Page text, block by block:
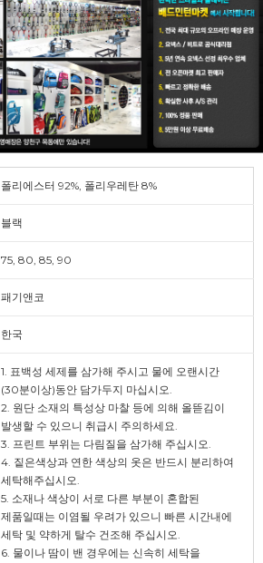
폴리에스터 92%, 폴리우레탄 8%
블랙
75, 80, 85, 90
패기앤코
한국
1. 표백성 세제를 삼가해 주시고 물에 오랜시간
(30분이상)동안 담가두지 마십시오.
2. 원단 소재의 특성상 마찰 등에 의해 올뜯김이
발생할 수 있으니 취급시 주의하세요.
3. 프린트 부위는 다림질을 삼가해 주십시오.
4. 짙은색상과 연한 색상의 옷은 반드시 분리하여
세탁해주십시오.
5. 소재나 색상이 서로 다른 부분이 혼합된
제품일때는 이염될 우려가 있으니 빠른 시간내에
세탁 및 약하게 탈수 건조해 주십시오.
6. 물이나 땀이 밴 경우에는 신속히 세탁을